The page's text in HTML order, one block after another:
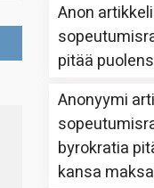
Anon
pitää
Anonyymi
byrokratia
kansa